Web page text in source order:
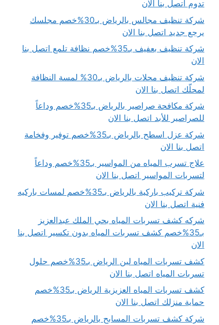
تدوم اتصل بنا الان
شركة تنظيف مجالس بالرياض بـ30%خصم مجلسك
يرجع جديد اتصل بنا الان
شركة تنظيف بعفيف بـ35%خصم نظافة تلمع اتصل بنا
الان
شركة تنظيف محلات بالرياض بـ30% لمسة النظافة
لمحلّك اتصل بنا الان
شركة مكافحة صراصير بالرياض بـ35%خصم وداعاً
للصراصير للأبد اتصل بنا الان
شركة عزل اسطح بالرياض بـ35%خصم توفير وفخامة
اتصل بنا الان
علاج تسرب المياه من المواسير بـ35%خصم وداعاً
لتسربات المواسير اتصل بنا الان
شركة تركيب باركية بالرياض بـ35%خصم لمسات باركيه
فنية اتصل بنا الان
شركه كشف تسربات المياه بحي الملك عبدالعزيز
بـ35%خصم كشف تسربات المياه بدون تكسير اتصل بنا
الان
كشف تسربات المياه لبن الرياض بـ35%خصم حلول
تسربات المياه اتصل بنا الان
كشف تسربات المياه العزيزية الرياض بـ35%خصم
حماية منزلك اتصل بنا الان
شركة كشف تسربات المسابح بالرياض بـ35%خصم